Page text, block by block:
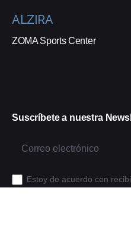
ALZIRA
ZOMA Sports Center
Suscríbete a nuestra
Estoy de acuerdo con